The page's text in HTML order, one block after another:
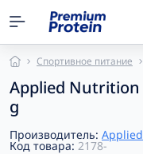
Спортивное питание
Applied Nutrition
g
Производитель:
Код товара: 2178-